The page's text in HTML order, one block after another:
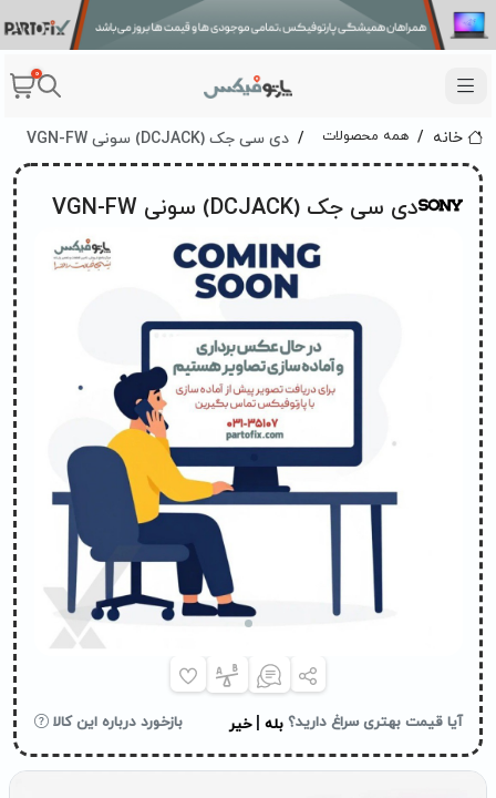
0
خانه همه محصولات دی سی جک (DCJACK) سونی VGN-FW
دی سی جک (DCJACK) سونی VGN-FW
آیا قیمت بهتری سراغ دارید؟ بله خیر بازخورد درباره این کالا